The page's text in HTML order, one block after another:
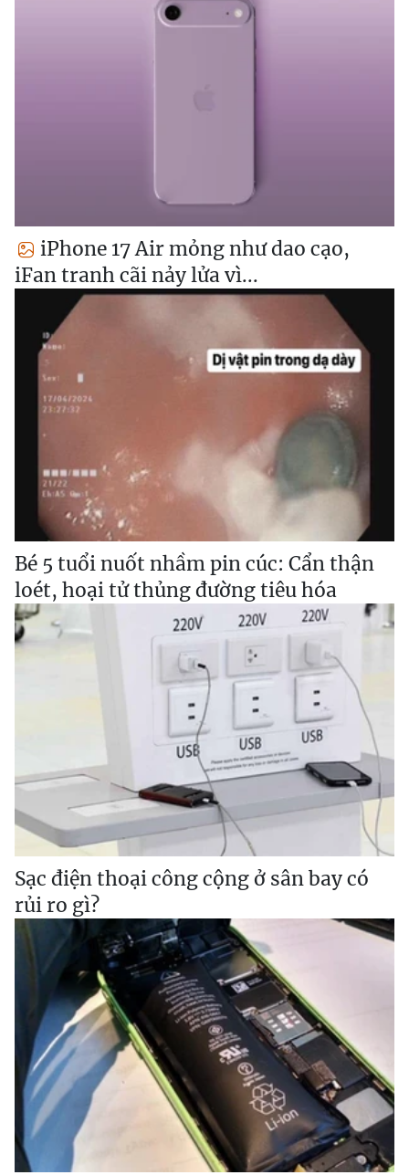
iPhone 17 Air mỏng như dao cạo,
iFan tranh cãi nảy lửa vì...
Bé 5 tuổi nuốt nhầm pin cúc: Cẩn thận
loét, hoại tử thủng đường tiêu hóa
Sạc điện thoại công cộng ở sân bay có
rủi ro gì?